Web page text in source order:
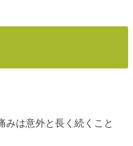
みは意外と長く続くこと